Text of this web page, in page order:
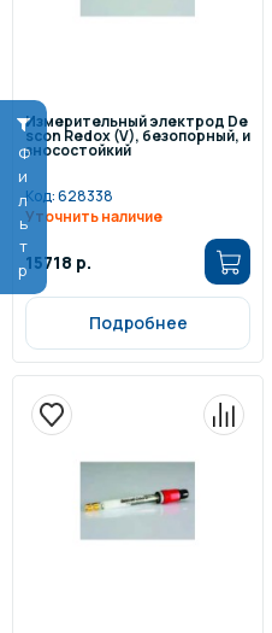
Фильтр
Измерительный электрод De
scon Redox (V), безопорный, и
зносостойкий
Код:628338
Уточнить наличие
15718 р.
Подробнее